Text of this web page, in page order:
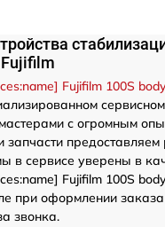
Fujifilm 100S body
с огромным
запчасти
в сервисе уверены в
Fujifilm 100S
при оформлении заказа
звонка.